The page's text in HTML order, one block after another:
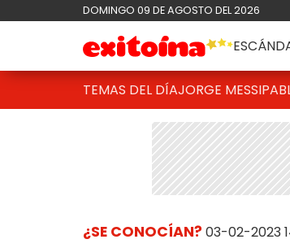
DOMINGO 09 DE AGOSTO DEL 2026
TEMAS DEL DÍAJORGE MESSI
¿SE CONOCÍAN? 03-02-2023